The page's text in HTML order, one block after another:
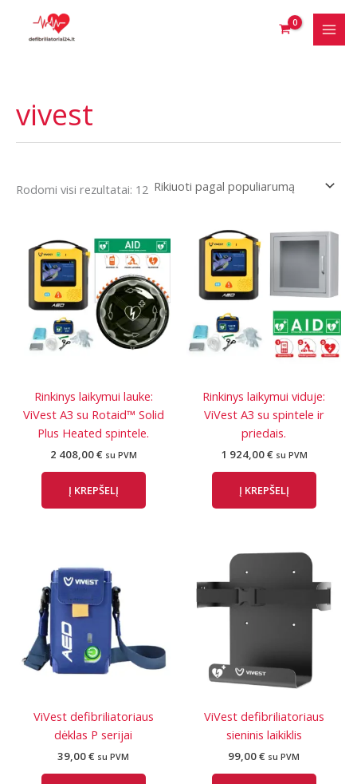
turinio
vivest
Rodomi visi rezultatai: 12 Rūšiuojama
Rinkinys laikymui lauke:
ViVest A3 su Rotaid™ Solid
Plus Heated spintele.
2 408,00€ su PVM
Į KREPŠELĮ
Rinkinys laikymui viduje:
ViVest A3 su spintele ir
priedais.
1 924,00€ su PVM
Į KREPŠELĮ
ViVest defibriliatoriaus
dėklas P serijai
39,00€ su PVM
ViVest defibriliatoriaus
sieninis laikiklis
99,00€ su PVM